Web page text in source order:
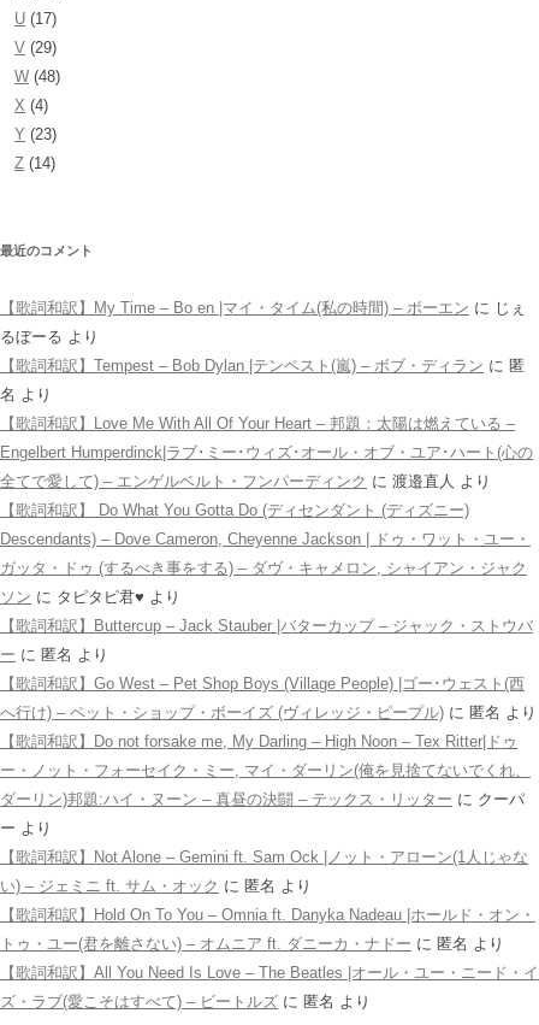
U (17)
V (29)
W (48)
X (4)
Y (23)
Z (14)
最近のコメント
【歌詞和訳】My Time – Bo en |マイ・タイム(私の時間) – ボーエン に じぇ
るぼーる より
【歌詞和訳】Tempest – Bob Dylan |テンペスト(嵐) – ボブ・ディラン に 匿
名 より
【歌詞和訳】Love Me With All Of Your Heart – 邦題：太陽は燃えている –
Engelbert Humperdinck|ラブ･ミー･ウィズ･オール・オブ・ユア･ハート(心の
全てで愛して) – エンゲルベルト・フンパーディンク に 渡邉直人 より
【歌詞和訳】 Do What You Gotta Do (ディセンダント (ディズニー)
Descendants) – Dove Cameron, Cheyenne Jackson | ドゥ・ワット・ユー・
ガッタ・ドゥ (するべき事をする) – ダヴ・キャメロン, シャイアン・ジャク
ソン に タピタピ君♥️ より
【歌詞和訳】Buttercup – Jack Stauber |バターカップ – ジャック・ストウバ
ー に 匿名 より
【歌詞和訳】Go West – Pet Shop Boys (Village People) |ゴー･ウェスト(西
へ行け) – ペット・ショップ・ボーイズ (ヴィレッジ・ピープル) に 匿名 より
【歌詞和訳】Do not forsake me, My Darling – High Noon – Tex Ritter|ドゥ
ー・ノット・フォーセイク・ミー, マイ・ダーリン(俺を見捨てないでくれ、
ダーリン)邦題:ハイ・ヌーン – 真昼の決闘 – テックス・リッター に クーパ
ー より
【歌詞和訳】Not Alone – Gemini ft. Sam Ock |ノット・アローン(1人じゃな
い) – ジェミニ ft. サム・オック に 匿名 より
【歌詞和訳】Hold On To You – Omnia ft. Danyka Nadeau |ホールド・オン・
トゥ・ユー(君を離さない) – オムニア ft. ダニーカ・ナドー に 匿名 より
【歌詞和訳】All You Need Is Love – The Beatles |オール・ユー・ニード・イ
ズ・ラブ(愛こそはすべて) – ビートルズ に 匿名 より